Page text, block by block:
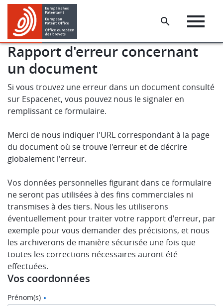
Skip
main
content
Skip
footer
Rapport d'erreur concernant
un document
Si vous trouvez une erreur dans un document consulté
sur Espacenet, vous pouvez nous le signaler en
remplissant ce formulaire.
Merci de nous indiquer l'URL correspondant à la page
du document où se trouve l'erreur et de décrire
globalement l'erreur.
Vos données personnelles figurant dans ce formulaire
ne seront pas utilisées à des fins commerciales ni
transmises à des tiers. Nous les utiliserons
éventuellement pour traiter votre rapport d'erreur, par
exemple pour vous demander des précisions, et nous
les archiverons de manière sécurisée une fois que
toutes les corrections nécessaires auront été
effectuées.
Vos coordonnées
Prénom(s)